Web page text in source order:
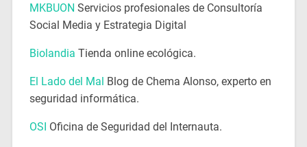
MKBUON Servicios profesionales de Consultoría
Social Media y Estrategia Digital
Biolandia Tienda online ecológica.
El Lado del Mal Blog de Chema Alonso, experto en
seguridad informática.
OSI Oficina de Seguridad del Internauta.